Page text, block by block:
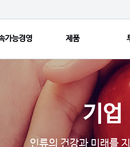
가능경영 제품
재
손
IR
기업
인류의 건강과 미래를